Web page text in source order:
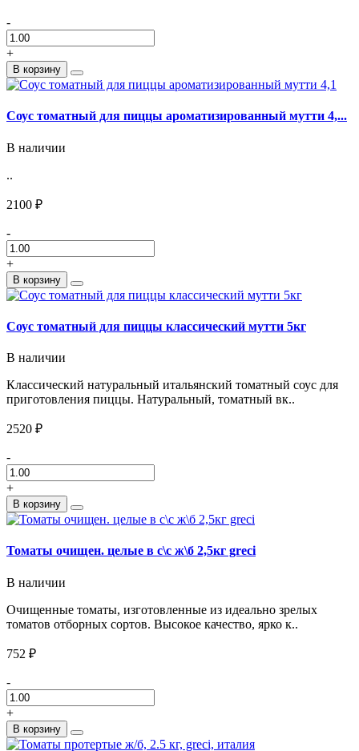
-
+
В корзину
Соус томатный для пиццы ароматизированный мутти 4,...
В наличии
..
2100 ₽
-
+
В корзину
Соус томатный для пиццы классический мутти 5кг
В наличии
Классический натуральный итальянский томатный соус для
приготовления пиццы. Натуральный, томатный вк..
2520 ₽
-
+
В корзину
Томаты очищен. целые в с\с ж\б 2,5кг greci
В наличии
Очищенные томаты, изготовленные из идеально зрелых
томатов отборных сортов. Высокое качество, ярко к..
752 ₽
-
+
В корзину